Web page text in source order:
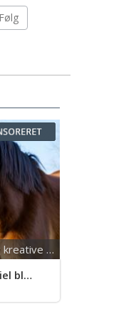
Forkæl din hest med sunde og kreative godbidder